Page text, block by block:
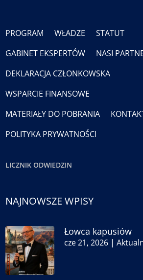
PROGRAM WŁADZE
STATUT
GABINET EKSPERTÓW
NASI
DEKLARACJA CZŁONKOWSKA
WSPARCIE FINANSOWE
MATERIAŁY DO POBRANIA
POLITYKA PRYWATNOŚCI
LICZNIK ODWIEDZIN
NAJNOWSZE WPISY
Łowca kapusiów
cze 21, 2026 |